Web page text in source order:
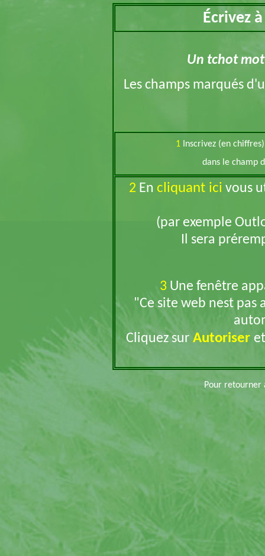
Écrivez
Un tchot
Les champs marqués
1 Inscrivez (en
dans le champ
2En cliquant ici vous
(par exemple
Il sera
3Une fenêtre
"Ce site web nest pas
Cliquez sur Autoriser
Pour retourner